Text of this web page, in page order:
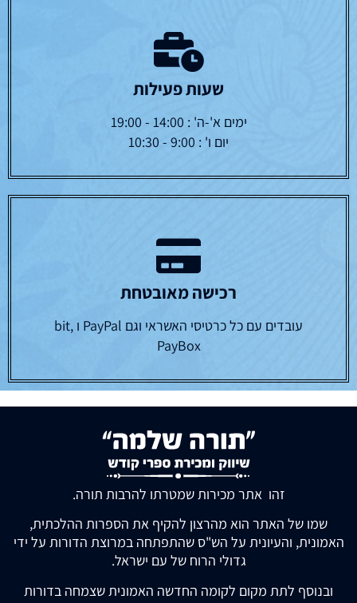
שעות פעילות
ימים א'-ה' : 14:00 - 19:00
יום ו' : 9:00 - 10:30
רכישה מאובטחת
עובדים עם כל כרטיסי האשראי וגם PayPal ו bit,
PayBox
זהו אתר מכירות שמטרתו להרבות תורה.
שמו של האתר הוא מהרצון להקיף את הספרות ההלכתית,
האמונית, והעיונית על הש"ס שהתפתחה במרוצת הדורות על ידי
גדולי הרוח של עם ישראל.
ובנוסף לתת מקום לקומה החדשה האמונית שצמחה בדורות